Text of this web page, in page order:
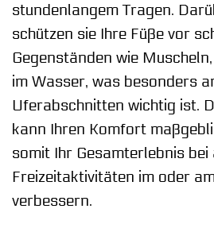
stundenlangem Tragen.
schützen sie Ihre Füße vor
Gegenständen wie
im Wasser, was besonders
Uferabschnitten wichtig ist.
kann Ihren Komfort
somit Ihr Gesamterlebnis bei
Freizeitaktivitäten im oder
verbessern.